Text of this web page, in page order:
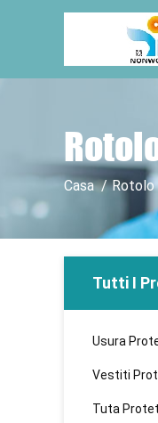
Casa / Rotolo
Tutti I
Usura
Vestiti
Tuta